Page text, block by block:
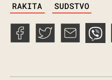
RAKITA SUDSTVO